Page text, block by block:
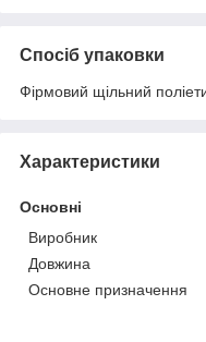
Спосіб упаковки
Фірмовий щільний
Характеристики
Основні
Виробник
Довжина
Основне призначення